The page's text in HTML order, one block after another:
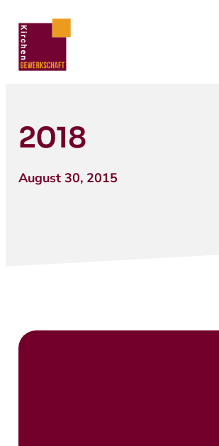
2018
August 30, 2015